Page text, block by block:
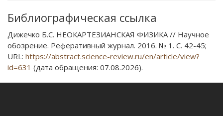
Библиографическая ссылка
Дижечко Б.С. НЕОКАРТЕЗИАНСКАЯ ФИЗИКА // Научное
обозрение. Реферативный журнал. 2016. № 1. С. 42-45;
URL: https://abstract.science-review.ru/en/article/view?
id=631 (дата обращения: 07.08.2026).